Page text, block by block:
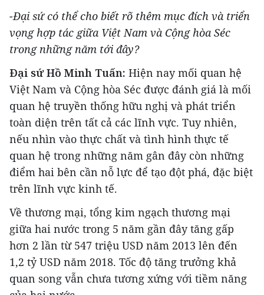
-Đại sứ có thể cho biết rõ thêm mục đích và triển
vọng hợp tác giữa Việt Nam và Cộng hòa Séc
trong những năm tới đây?
Đại sứ Hồ Minh Tuấn: Hiện nay mối quan hệ
Việt Nam và Cộng hòa Séc được đánh giá là mối
quan hệ truyền thống hữu nghị và phát triển
toàn diện trên tất cả các lĩnh vực. Tuy nhiên,
nếu nhìn vào thực chất và tình hình thực tế
quan hệ trong những năm gân đây còn những
điểm hai bên cần nỗ lực để tạo đột phá, đặc biệt
trên lĩnh vực kinh tế.
Về thương mại, tổng kim ngạch thương mại
giữa hai nước trong 5 năm gần đây tăng gấp
hơn 2 lần từ 547 triệu USD năm 2013 lên đến
1,2 tỷ USD năm 2018. Tốc độ tăng trưởng khả
quan song vẫn chưa tương xứng với tiềm năng